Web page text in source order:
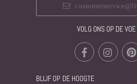
VOLG ONS OP DE
BLIJF OP DE HOOGTE